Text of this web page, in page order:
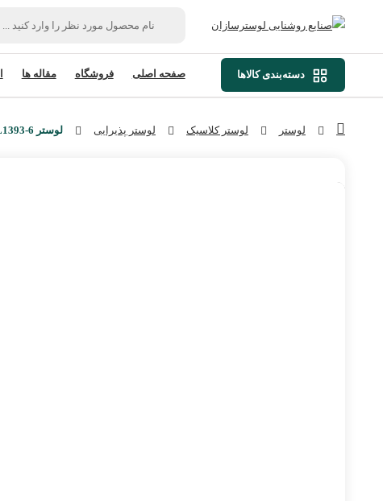
دسته‌بندی کالاها صفحه اصلی فروشگاه مقاله ها
لوستر لوستر کلاسیک لوستر پذیرایی لوستر L1393-6 لوسترسازان